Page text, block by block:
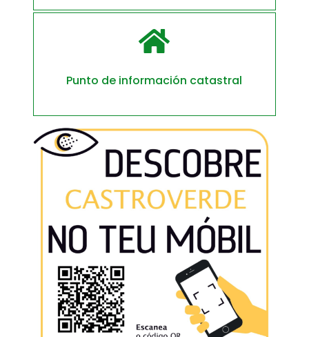

Punto de información catastral